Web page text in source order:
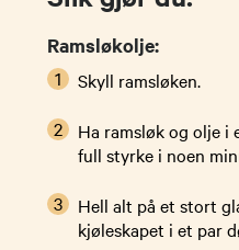
Ramsløkolje:
Skyll ramsløken.
Ha ramsløk og olje i
full styrke i noen
Hell alt på et stort
kjøleskapet i et par